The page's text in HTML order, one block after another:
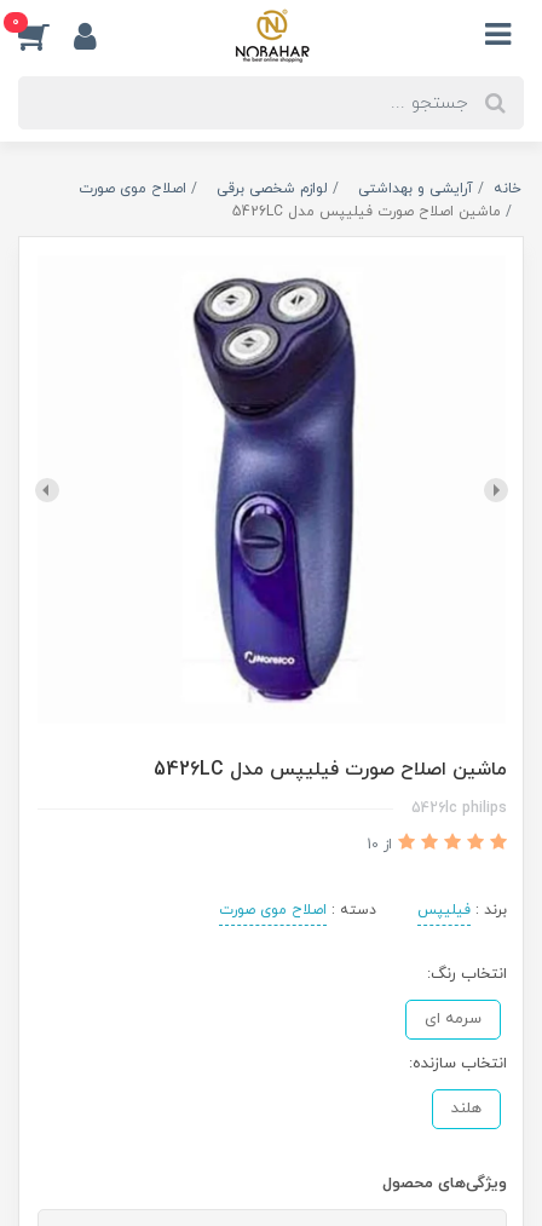
0
خانه آرایشی و بهداشتی لوازم شخصی برقی
اصلاح موی صورت
ماشین اصلاح صورت فیلیپس مدل 5426LC
ماشین اصلاح صورت فیلیپس مدل 5426LC
5426lc philips
از 10
برند : فیلیپس دسته : اصلاح موی صورت
انتخاب رنگ:
سرمه ای
انتخاب سازنده:
هلند
ویژگی‌های محصول